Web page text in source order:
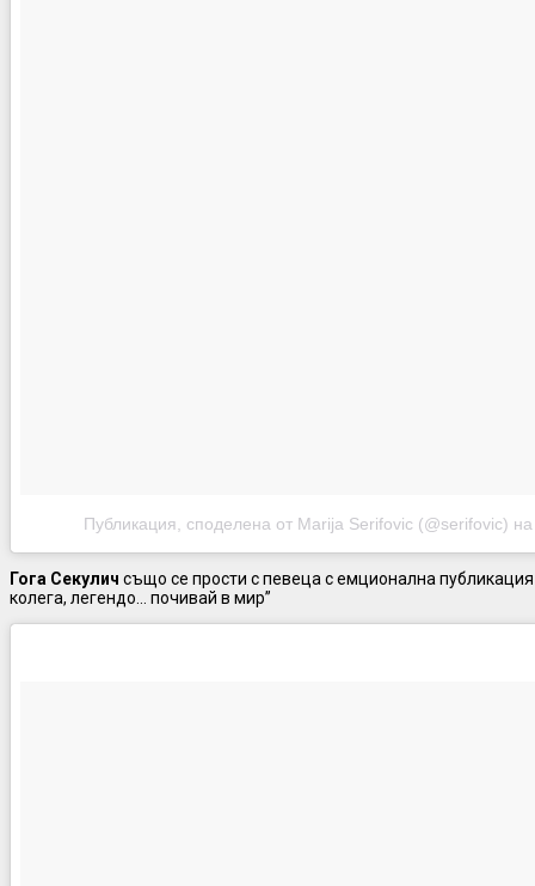
Публикация, споделена от Marija Serifovic (@serifovic)
Гога Секулич също се прости с певеца с емционална
колега, легендо… почивай в мир”